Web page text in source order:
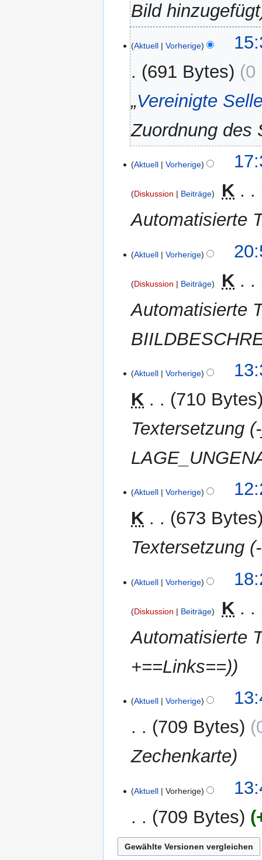
Bild hinzugefügt
Juni
2012
Aktuell Vorherige
691 Bytes
0
„Vereinigte
Zuordnung des
Mai
Aktuell Vorherige
Diskussion Beiträge
K
Automatisierte
AprilAktuell Vorherige
Diskussion Beiträge
K
Automatisierte
AprilAktuell Vorherige
K
710 Bytes
Textersetzung
AprilAktuell Vorherige
K
673 Bytes
Textersetzung (-
MärzAktuell Vorherige
Diskussion Beiträge
K
Automatisierte
+==Links==)
MärzAktuell Vorherige
709 Bytes
Zechenkarte
Aktuell Vorherige
709 Bytes
K
e